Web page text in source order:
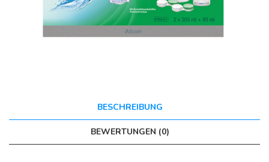
BESCHREIBUNG
BEWERTUNGEN (0)